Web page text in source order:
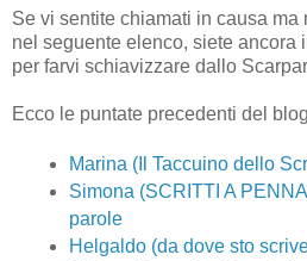
Se vi sentite chiamati in causa ma
nel seguente elenco, siete ancora
per farvi schiavizzare dallo
Ecco le puntate precedenti del
Marina (Il Taccuino dello
Simona (SCRITTI A
parole
Helgaldo (da dove sto